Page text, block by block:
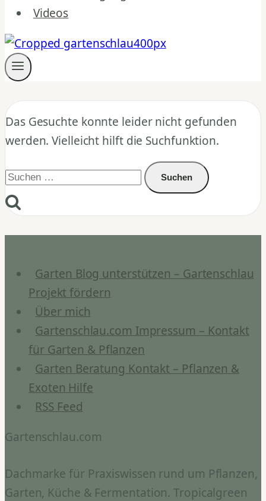
Videos
Das Gesuchte konnte leider nicht gefunden
werden. Vielleicht hilft die Suchfunktion.
Suchen
nach:
Garten Blog unterstützen – Gartenschlau
Projekt fördern
Über mich
Gartenschlau.com Impressum – Kontakt
für Garten & Pflanzen
Garten Beratung Kontakt – Pflanzen &
Exoten Hilfe
RSS Feed
Gartenschlau.com
Dachmarke für Praxiswissen rund um Pflanzen,
Garten, Küche & Fermentation. Tropicalgreen